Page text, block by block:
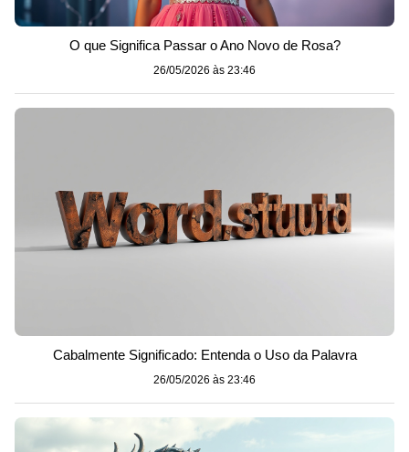
O que Significa Passar o Ano Novo de Rosa?
26/05/2026 às 23:46
Cabalmente Significado: Entenda o Uso da Palavra
26/05/2026 às 23:46